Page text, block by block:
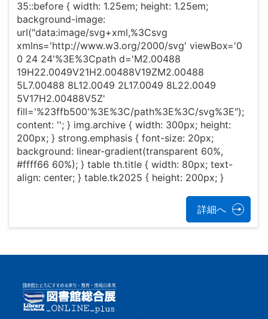
35::before { width: 1.25em; height: 1.25em;
background-image:
url("data:image/svg+xml,%3Csvg
xmlns='http://www.w3.org/2000/svg' viewBox='0
0 24 24'%3E%3Cpath d='M2.00488
19H22.0049V21H2.00488V19ZM2.00488
5L7.00488 8L12.0049 2L17.0049 8L22.0049
5V17H2.00488V5Z'
fill='%23ffb500'%3E%3C/path%3E%3C/svg%3E");
content: ''; } img.archive { width: 300px; height:
200px; } strong.emphasis { font-size: 20px;
background: linear-gradient(transparent 60%,
#ffff66 60%); } table th.title { width: 80px; text-
align: center; } table.tk2025 { height: 200px; }
詳細へ